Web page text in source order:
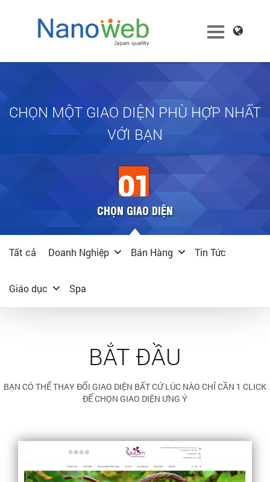
CHỌN MỘT GIAO DIỆN PHÙ HỢP NHẤT
VỚI BẠN
CHỌN GIAO DIỆN
Tất cả Doanh Nghiệp Bán Hàng Tin Tức
Giáo dục Spa
BẮT ĐẦU
BẠN CÓ THỂ THAY ĐỔI GIAO DIỆN BẤT CỨ LÚC NÀO CHỈ CẦN 1 CLICK
ĐỂ CHỌN GIAO DIỆN ƯNG Ý